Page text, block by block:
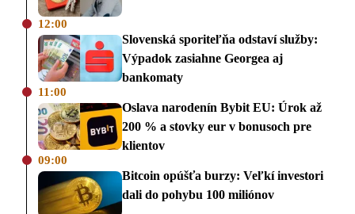
12:00
Slovenská sporiteľňa odstaví služby:
Výpadok zasiahne Georgea aj
bankomaty
11:00
Oslava narodenín Bybit EU: Úrok až
200 % a stovky eur v bonusoch pre
klientov
09:00
Bitcoin opúšťa burzy: Veľkí investori
dali do pohybu 100 miliónov